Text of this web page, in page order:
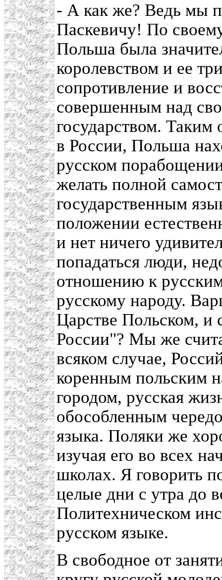
- А как же? Ведь мы
Паскевичу! По
Польша была
королевством и ее
сопротивление и
совершенным над
государством.
в России, Польша
русском
желать полной
государственным
положении
и нет ничего
попадаться люди,
отношению к
русскому народу.
Царстве Польском, и
России"? Мы же
всяком случае,
коренным польским
городом, русская
обособленным
языка. Поляки же
изучая его во всех
школах. Я говорить
целые дни с утра до
Политехническом
русском языке.
В свободное от